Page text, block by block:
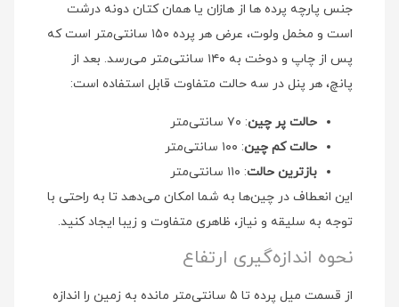
جنس پارچه پرده ها از هازان یا همان کتان دونه درشت
است و مخمل ولوت، عرض هر پرده ۱۵۰ سانتی‌متر است که
پس از چاپ و دوخت به ۱۴۰ سانتی‌متر می‌رسد. بعد از
پانچ، هر پنل در سه حالت متفاوت قابل استفاده است:
حالت پر چین: ۷۰ سانتی‌متر
حالت کم چین: ۱۰۰ سانتی‌متر
بازترین حالت: ۱۱۰ سانتی‌متر
این انعطاف در چین‌ها به شما امکان می‌دهد تا به راحتی با
توجه به سلیقه و نیاز، ظاهری متفاوت و زیبا ایجاد کنید.
نحوه اندازه‌گیری ارتفاع
از قسمت میل پرده تا ۵ سانتی‌متر مانده به زمین را اندازه